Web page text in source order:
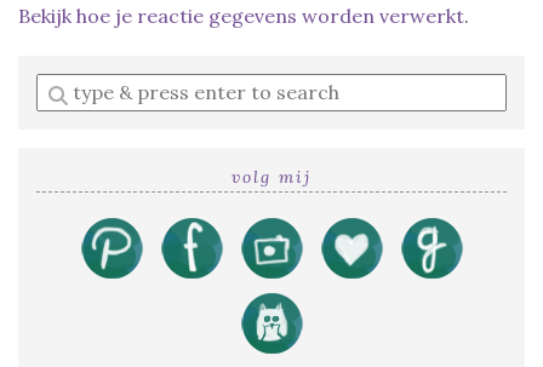
Bekijk hoe je reactie gegevens worden verwerkt.
Enter
a
volg mij